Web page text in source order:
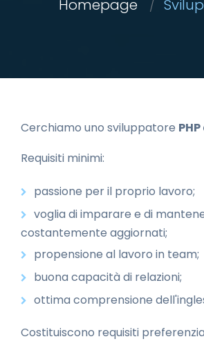
Homepage
Cerchiamo uno sviluppatore
Requisiti minimi:
passione per il proprio lavoro;
voglia di imparare e di
costantemente aggiornati;
propensione al lavoro in team;
buona capacità di relazioni;
ottima comprensione
Costituiscono requisiti